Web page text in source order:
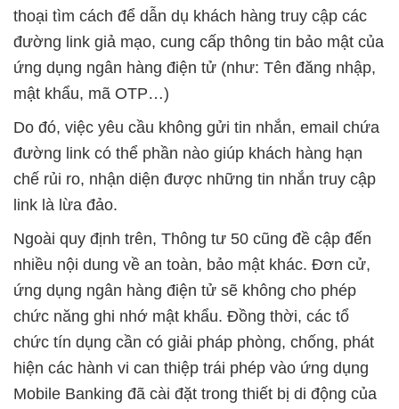
thoại tìm cách để dẫn dụ khách hàng truy cập các
đường link giả mạo, cung cấp thông tin bảo mật của
ứng dụng ngân hàng điện tử (như: Tên đăng nhập,
mật khẩu, mã OTP…)
Do đó, việc yêu cầu không gửi tin nhắn, email chứa
đường link có thể phần nào giúp khách hàng hạn
chế rủi ro, nhận diện được những tin nhắn truy cập
link là lừa đảo.
Ngoài quy định trên, Thông tư 50 cũng đề cập đến
nhiều nội dung về an toàn, bảo mật khác. Đơn cử,
ứng dụng ngân hàng điện tử sẽ không cho phép
chức năng ghi nhớ mật khẩu. Đồng thời, các tổ
chức tín dụng cần có giải pháp phòng, chống, phát
hiện các hành vi can thiệp trái phép vào ứng dụng
Mobile Banking đã cài đặt trong thiết bị di động của